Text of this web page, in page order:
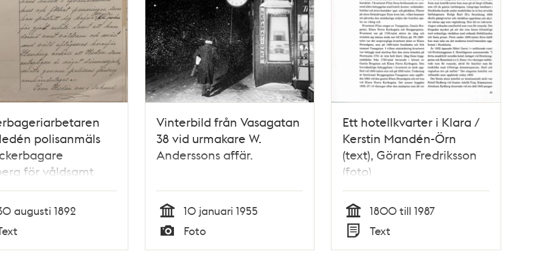
polisanmäls
för våldsamt
1892
augusti 1892
Vinterbild från Vasagatan
38 vid urmakare W.
Anderssons affär.
Tid
10 januari 1955
Typ
Foto
Ett hotellkvarter i Klara /
Kerstin Mandén-Örn
(text), Göran Fredriksson
(foto)
Tid
1800 till 1987
Typ
Text